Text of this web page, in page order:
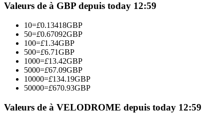
Devenez un trader de copie
Profitez du partage des bénéfices et des commissions de copy
trading
Valeurs de à GBP depuis today 12:59
10=£0.13418GBP
50=£0.67092GBP
100=£1.34GBP
500=£6.71GBP
1000=£13.42GBP
5000=£67.09GBP
10000=£134.19GBP
50000=£670.93GBP
Valeurs de à VELODROME depuis today 12:59